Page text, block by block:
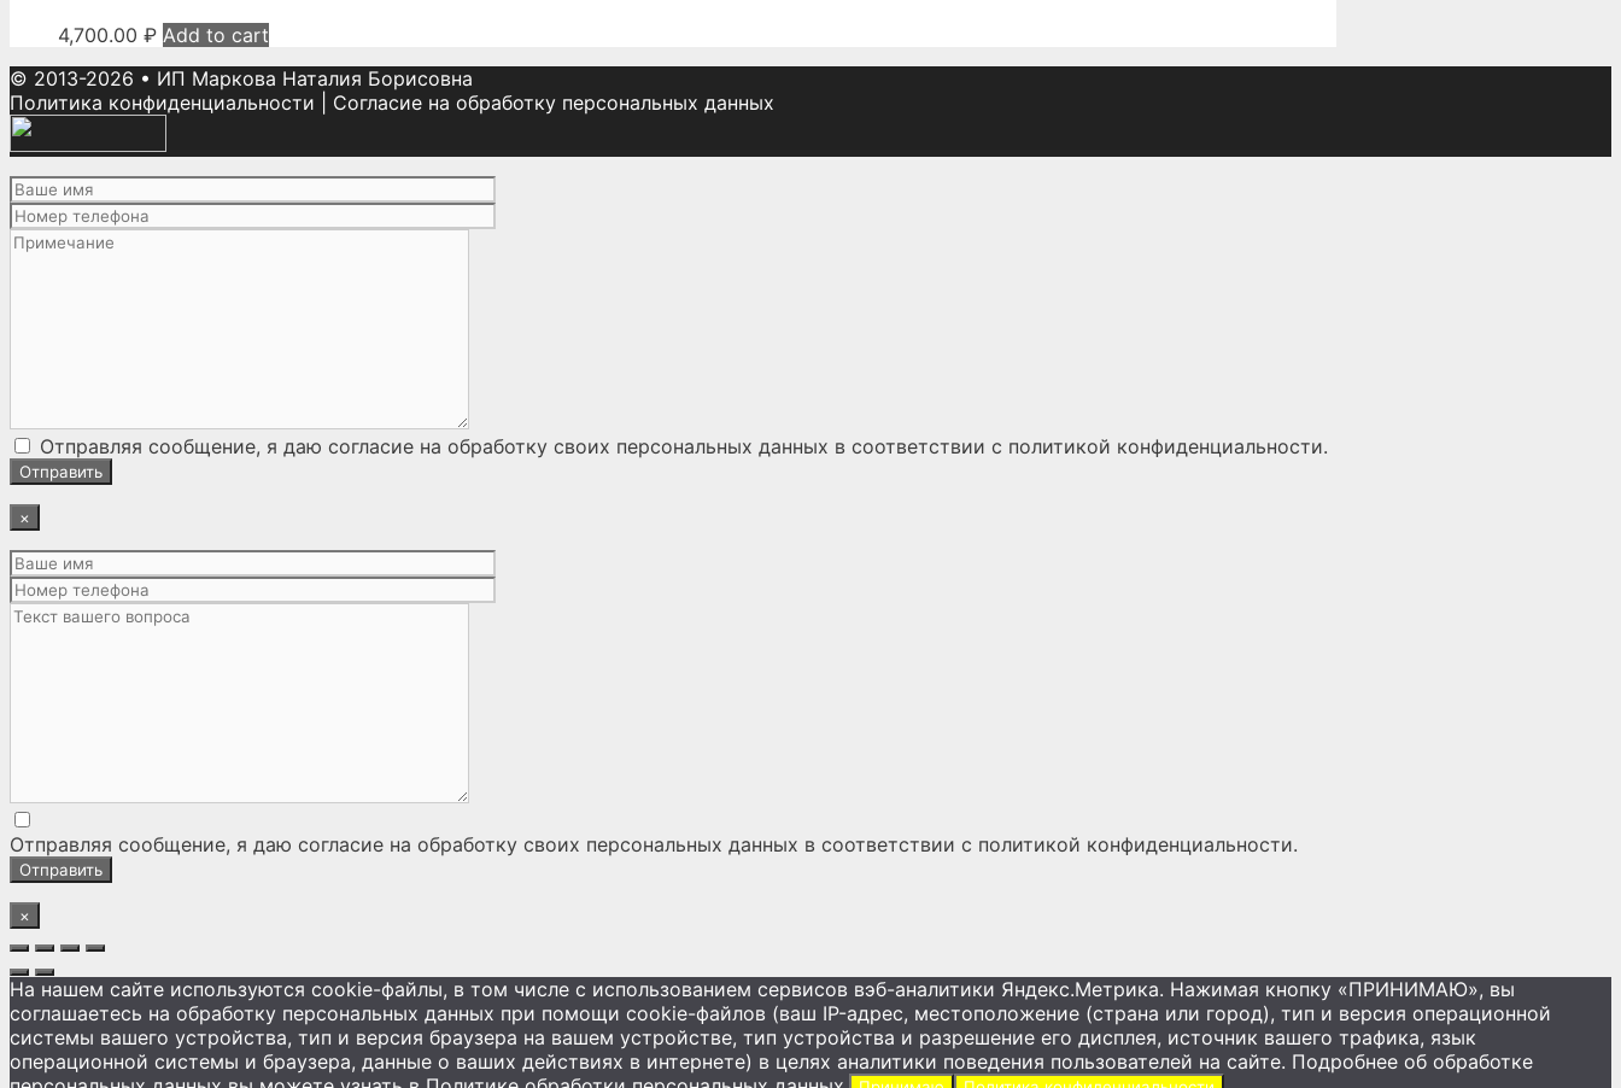
4,700.00 ₽ Add to cart
© 2013-2026 • ИП Маркова Наталия Борисовна
Политика конфиденциальности
Согласие на обработку персональных данных
Отправляя сообщение, я даю согласие на обработку своих персональных данных в соответствии с политикой конфиденциальности.
×
Отправляя сообщение, я даю согласие на обработку своих персональных данных в соответствии с политикой конфиденциальности.
×
На нашем сайте используются cookie-файлы, в том числе с использованием сервисов вэб-аналитики Яндекс.Метрика. Нажимая кнопку «ПРИНИМАЮ», вы
соглашаетесь на обработку персональных данных при помощи cookie-файлов (ваш IP-адрес, местоположение (страна или город), тип и версия операционной
системы вашего устройства, тип и версия браузера на вашем устройстве, тип устройства и разрешение его дисплея, источник вашего трафика, язык
операционной системы и браузера, данные о ваших действиях в интернете) в целях аналитики поведения пользователей на сайте. Подробнее об обработке